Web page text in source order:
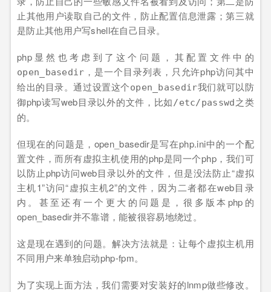
止其他用户读取自己的文件，防止配置信息泄露；第三就
是防止其他用户写shell在自己目录。
php显然也考虑到了这个问题，其配置文件中的
open_basedir ，是一个目录列表，只允许php访问其中
给出的目录。通过设置这个open_basedir我们就可以防
御php读写web目录以外的文件，比如/etc/passwd之类
的。
但现在的问题是，open_basedir是写在php.ini中的一个配
置文件，而所有虚拟主机使用的php是同一个php，我们可
以防止php访问web目录以外的文件，但是没法防止“虚拟
主机1”访问“虚拟主机2”的文件，因为二者都在web目录
内。甚至还有一个更大的问题是，很多版本php的
open_basedir并不靠谱，能被很容易地绕过。
这是现在遇到的问题。解决方法就是：让每个虚拟主机用
不同用户来单独启动php-fpm。
为了实现上面方法，我们需要对安装好的lnmp做些修改。